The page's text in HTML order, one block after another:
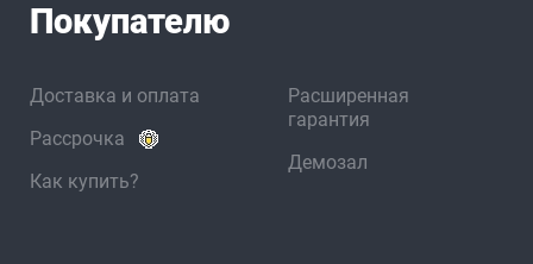
Покупателю
Доставка и оплата
Рассрочка
Как купить?
Расширенная
гарантия
Демозал